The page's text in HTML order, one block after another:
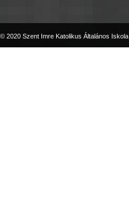
© 2020 Szent Imre Katolikus Általános Iskola